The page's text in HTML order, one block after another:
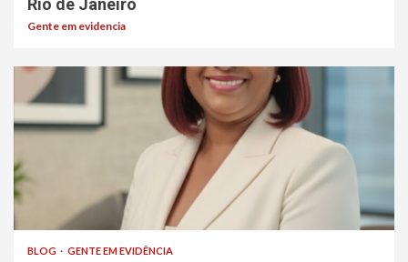
Rio de Janeiro
Gente em evidencia
BLOG GENTE EM EVIDÊNCIA